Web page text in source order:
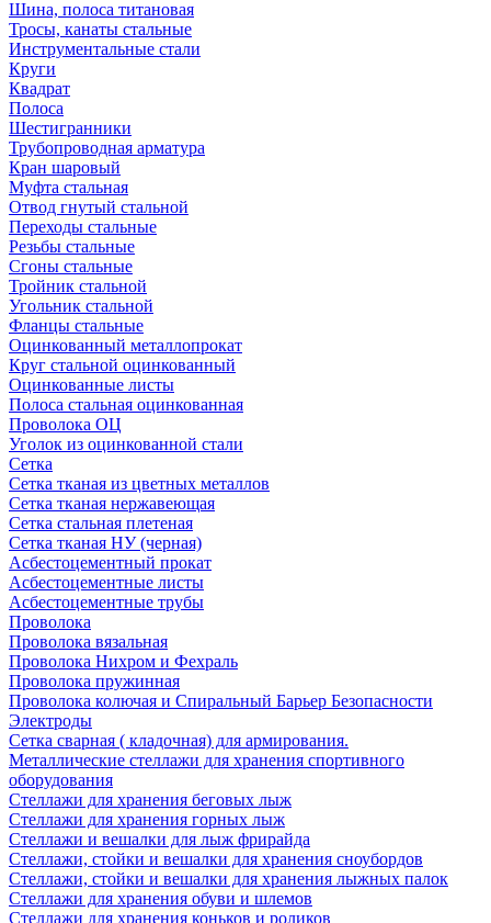
Шина, полоса титановая
Тросы, канаты стальные
Инструментальные стали
Круги
Квадрат
Полоса
Шестигранники
Трубопроводная арматура
Кран шаровый
Муфта стальная
Отвод гнутый стальной
Переходы стальные
Резьбы стальные
Сгоны стальные
Тройник стальной
Угольник стальной
Фланцы стальные
Оцинкованный металлопрокат
Круг стальной оцинкованный
Оцинкованные листы
Полоса стальная оцинкованная
Проволока ОЦ
Уголок из оцинкованной стали
Сетка
Сетка тканая из цветных металлов
Сетка тканая нержавеющая
Сетка стальная плетеная
Сетка тканая НУ (черная)
Асбестоцементный прокат
Асбестоцементные листы
Асбестоцементные трубы
Проволока
Проволока вязальная
Проволока Нихром и Фехраль
Проволока пружинная
Проволока колючая и Спиральный Барьер Безопасности
Электроды
Сетка сварная ( кладочная) для армирования.
Металлические стеллажи для хранения спортивного
оборудования
Стеллажи для хранения беговых лыж
Стеллажи для хранения горных лыж
Стеллажи и вешалки для лыж фрирайда
Стеллажи, стойки и вешалки для хранения сноубордов
Стеллажи, стойки и вешалки для хранения лыжных палок
Стеллажи для хранения обуви и шлемов
Стеллажи для хранения коньков и роликов